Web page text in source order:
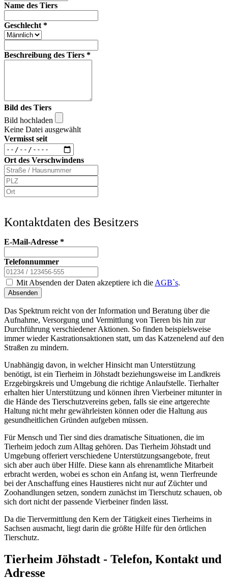
Name des Tiers
Geschlecht *
Beschreibung des Tiers *
Bild des Tiers
Bild hochladen
Keine Datei ausgewählt
Vermisst seit
Ort des Verschwindens
Kontaktdaten des Besitzers
E-Mail-Adresse *
Telefonnummer
Mit Absenden der Daten akzeptiere ich die AGB`s.
Absenden
Das Spektrum reicht von der Information und Beratung über die
Aufnahme, Versorgung und Vermittlung von Tieren bis hin zur
Durchführung verschiedener Aktionen. So finden beispielsweise
immer wieder Kastrationsaktionen statt, um das Katzenelend auf den
Straßen zu mindern.
Unabhängig davon, in welcher Hinsicht man Unterstützung
benötigt, ist ein Tierheim in Jöhstadt beziehungsweise im Landkreis
Erzgebirgskreis und Umgebung die richtige Anlaufstelle. Tierhalter
erhalten hier Unterstützung und können ihren Vierbeiner mitunter in
die Hände des Tierschutzvereins geben, falls sie eine artgerechte
Haltung nicht mehr gewährleisten können oder die Haltung aus
gesundheitlichen Gründen aufgeben müssen.
Für Mensch und Tier sind dies dramatische Situationen, die im
Tierheim jedoch zum Alltag gehören. Das Tierheim Jöhstadt und
Umgebung offeriert verschiedene Unterstützungsangebote, freut
sich aber auch über Hilfe. Diese kann als ehrenamtliche Mitarbeit
erbracht werden, wobei es schon ein Anfang ist, wenn Tierfreunde
bei der Anschaffung eines Haustieres nicht nur auf Züchter und
Zoohandlungen setzen, sondern zunächst im Tierschutz schauen, ob
sich dort nicht der passende Vierbeiner finden lässt.
Da die Tiervermittlung den Kern der Tätigkeit eines Tierheims in
Sachsen ausmacht, liegt darin die größte Hilfe für den örtlichen
Tierschutz.
Tierheim Jöhstadt - Telefon, Kontakt und
Adresse